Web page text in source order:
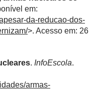
em:
da-reducao-dos-
>. Acesso em: 26
. InfoEscola.
armas-